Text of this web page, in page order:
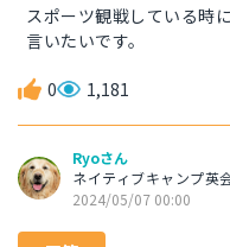
スポーツ観戦している時
言いたいです。
0 1,181
Ryoさん
ネイティブキャンプ英
2024/05/07 00:00